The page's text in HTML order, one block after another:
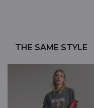
THE SAME STYLE